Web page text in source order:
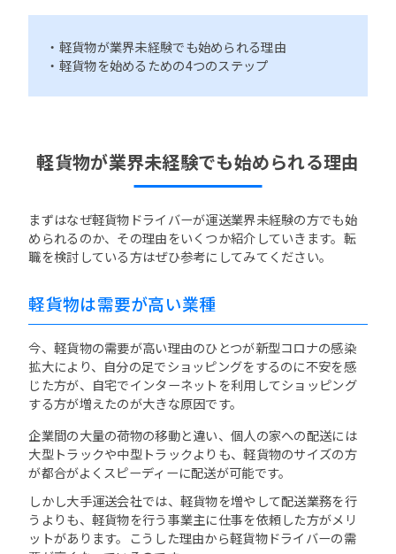
・軽貨物が業界未経験でも始められる理由
・軽貨物を始めるための4つのステップ
軽貨物が業界未経験でも始められる理由
まずはなぜ軽貨物ドライバーが運送業界未経験の方でも始
められるのか、その理由をいくつか紹介していきます。転
職を検討している方はぜひ参考にしてみてください。
軽貨物は需要が高い業種
今、軽貨物の需要が高い理由のひとつが新型コロナの感染
拡大により、自分の足でショッピングをするのに不安を感
じた方が、自宅でインターネットを利用してショッピング
する方が増えたのが大きな原因です。
企業間の大量の荷物の移動と違い、個人の家への配送には
大型トラックや中型トラックよりも、軽貨物のサイズの方
が都合がよくスピーディーに配送が可能です。
しかし大手運送会社では、軽貨物を増やして配送業務を行
うよりも、軽貨物を行う事業主に仕事を依頼した方がメリ
ットがあります。こうした理由から軽貨物ドライバーの需